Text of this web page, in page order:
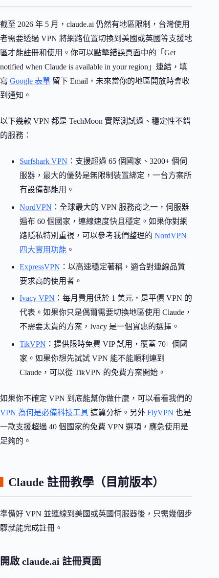
截至 2026 年 5 月，claude.ai 仍然有地區限制，台灣使用
者需要透過 VPN 將網路位置切換到美國或英國等支援地
區才能註冊和使用。你可以點擊錯誤頁面中的「Get
notified when Claude is available in your region」連結，填
寫 Google 表單 留下 Email，未來當你的地區開放時會收
到通知。
以下幾款 VPN 都是 TechMoon 實際測試過、穩定性不錯
的服務：
Surfshark VPN ：支援超過 65 個國家、3200+ 個伺
服器，最大的優勢是無限制裝置綁定，一台方案所
有設備都能用。
NordVPN ：全球最大的 VPN 服務商之一，伺服器
遍布 60 個國家，連線速度快且穩定。如果你對網
路隱私特別重視，可以參考我們整理的 NordVPN
四大實用功能 。
ExpressVPN ：以高速穩定著稱，適合對連線品質
要求高的使用者。
Ivacy VPN ：每月費用低於 1 美元，是平價 VPN 的
代表。如果你只是偶爾需要切換地區使用 Claude，
不需要太貴的方案，Ivacy 是一個實惠的選擇。
TikVPN ：提供限時免費 VIP 試用，覆蓋 70+ 個國
家。如果你想先試試 VPN 能不能順利連到
Claude，可以從 TikVPN 的免費方案開始。
如果你不確定 VPN 到底能幫你做什麼，可以看看我們的
VPN 為何是必備科技工具 這篇分析。另外 FlyVPN 也是
一款支援超過 40 個國家的免費 VPN 選項，應急使用是
足夠的。
Claude 註冊教學（目前版本）
準備好 VPN 並連線到美國或英國伺服器後，只需幾個步
驟就能完成註冊。
開啟 claude.ai 註冊頁面